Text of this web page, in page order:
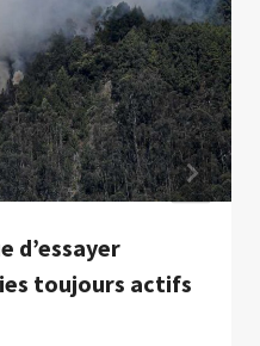
d’essayer
toujours actifs